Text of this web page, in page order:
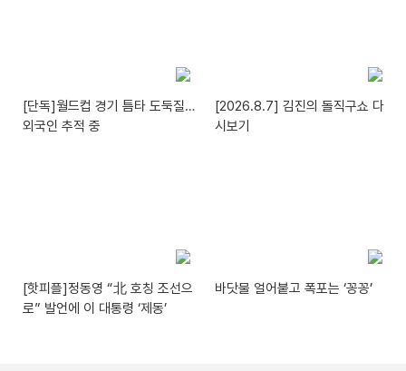
[단독]월드컵 경기 틈타 도둑질…
외국인 추적 중
[2026.8.7] 김진의 돌직구쇼 다
시보기
[핫피플]정동영 “北 호칭 조선으
로” 발언에 이 대통령 ‘제동’
바닷물 얼어붙고 폭포는 ‘꽁꽁’